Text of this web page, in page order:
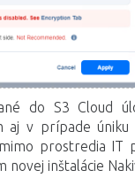
do S3 Cloud
v prípade úniku
prostredia IT
inštalácie